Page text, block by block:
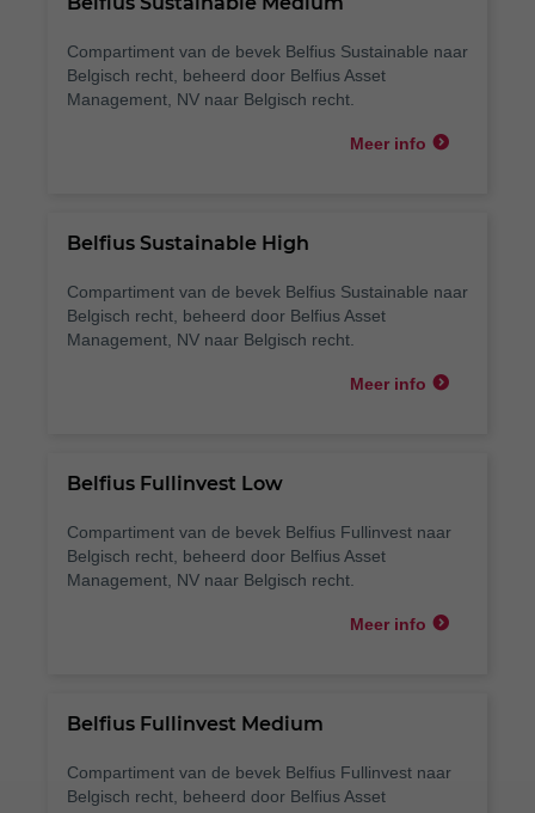
Compartiment van de bevek Belfius Sustainable naar
Belgisch recht, beheerd door Belfius Asset
Management, NV naar Belgisch recht.
Meer info
Belfius Sustainable High
Compartiment van de bevek Belfius Sustainable naar
Belgisch recht, beheerd door Belfius Asset
Management, NV naar Belgisch recht.
Meer info
Belfius Fullinvest Low
Compartiment van de bevek Belfius Fullinvest naar
Belgisch recht, beheerd door Belfius Asset
Management, NV naar Belgisch recht.
Meer info
Belfius Fullinvest Medium
Compartiment van de bevek Belfius Fullinvest naar
Belgisch recht, beheerd door Belfius Asset